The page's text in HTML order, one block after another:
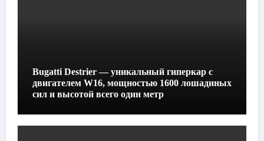
Bugatti Destrier — уникальный гиперкар с
двигателем W16, мощностью 1600 лошадиных
сил и высотой всего один метр